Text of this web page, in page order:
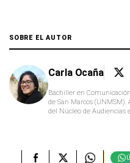
SOBRE EL AUTOR
Carla Ocaña
Bachiller en
de San Marcos
del Núcleo de Audiencias